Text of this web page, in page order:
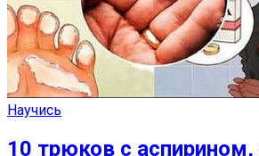
Научись
10 трюков с